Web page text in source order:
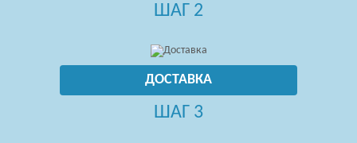
ШАГ 2
ДОСТАВКА
ШАГ 3